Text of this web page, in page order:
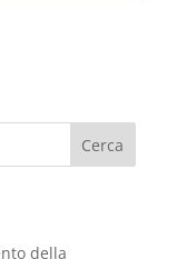
Cerca
della